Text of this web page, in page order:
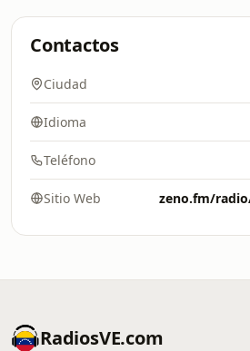
Contactos
Ciudad
Idioma
Teléfono
Sitio Web zeno.fm/
RadiosVE.com